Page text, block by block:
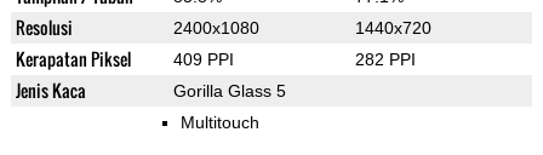
Resolusi 2400x1080 1440x720
Kerapatan Piksel 409 PPI 282 PPI
Jenis Kaca Gorilla Glass 5
Multitouch